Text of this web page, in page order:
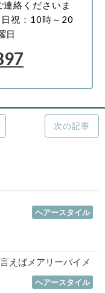
絡くださいま
日祝：10時～20
日
次の記事
ヘアースタイル
えばメアリーバイメ
ヘアースタイル